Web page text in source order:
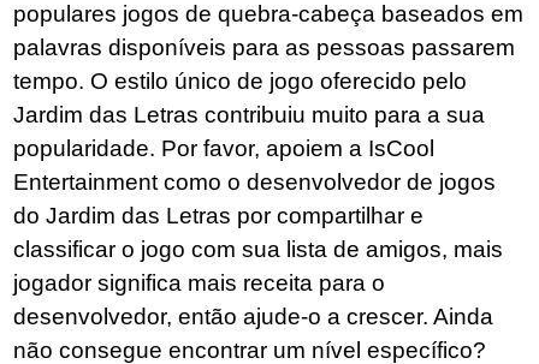
populares jogos de quebra-cabeça baseados em
palavras disponíveis para as pessoas passarem
tempo. O estilo único de jogo oferecido pelo
Jardim das Letras contribuiu muito para a sua
popularidade. Por favor, apoiem a IsCool
Entertainment como o desenvolvedor de jogos
do Jardim das Letras por compartilhar e
classificar o jogo com sua lista de amigos, mais
jogador significa mais receita para o
desenvolvedor, então ajude-o a crescer. Ainda
não consegue encontrar um nível específico?